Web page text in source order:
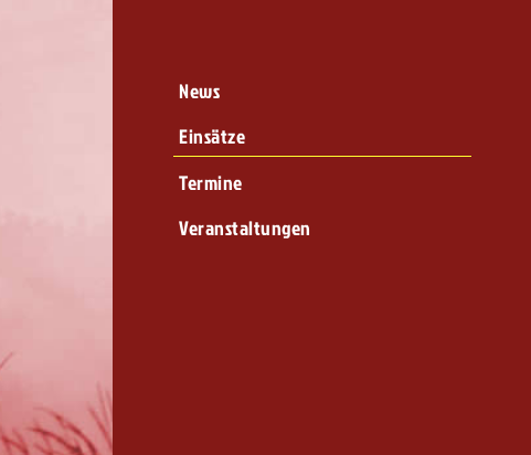
News
Einsätze
Termine
Veranstaltungen